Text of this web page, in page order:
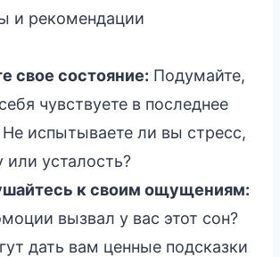
и рекомендации
свое состояние: Подумайте,
чувствуете в последнее
испытываете ли вы стресс,
или усталость?
к своим ощущениям:
вызвал у вас этот сон?
дать вам ценные подсказки